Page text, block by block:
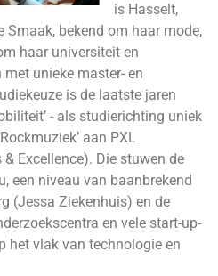
is Hasselt,
Smaak, bekend om haar mode,
haar universiteit en
met unieke master- en
is de laatste jaren
- als studierichting uniek
aan PXL
Excellence). Die stuwen de
een niveau van baanbrekend
(Jessa Ziekenhuis) en de
en vele start-up-
het vlak van technologie en